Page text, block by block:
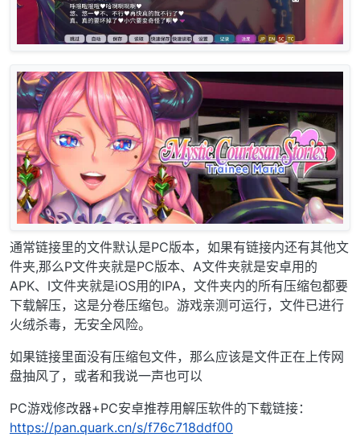
通常链接里的文件默认是PC版本，如果有链接内还有其他文
件夹,那么P文件夹就是PC版本、A文件夹就是安卓用的
APK、I文件夹就是iOS用的IPA，文件夹内的所有压缩包都要
下载解压，这是分卷压缩包。游戏亲测可运行，文件已进行
火绒杀毒，无安全风险。
如果链接里面没有压缩包文件，那么应该是文件正在上传网
盘抽风了，或者和我说一声也可以
PC游戏修改器+PC安卓推荐用解压软件的下载链接：
https://pan.quark.cn/s/f76c718ddf00